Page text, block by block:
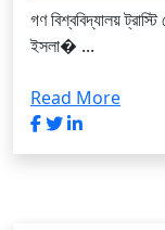
গণ বিশ্ববিদ্যালয়
ইসলা� ...
Read More